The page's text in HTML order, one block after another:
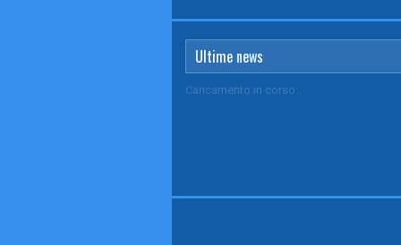
Ultime news
Caricamento in corso...